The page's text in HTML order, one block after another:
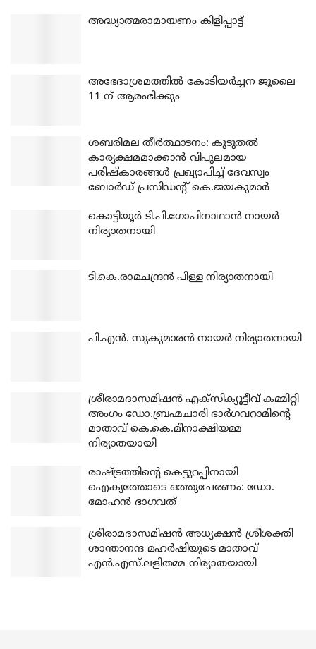
അദ്ധ്യാത്മരാമായണം കിളിപ്പാട്ട്
അഭേദാശ്രമത്തില്‍ കോടിയര്‍ച്ചന ജൂലൈ
11 ന് ആരംഭിക്കും
ശബരിമല തീര്‍ത്ഥാടനം: കൂടുതല്‍
കാര്യക്ഷമമാക്കാന്‍ വിപുലമായ
പരിഷ്‌കാരങ്ങള്‍ പ്രഖ്യാപിച്ച് ദേവസ്വം
ബോര്‍ഡ് പ്രസിഡന്റ് കെ.ജയകുമാര്‍
കൊട്ടിയൂര്‍ ടി.പി.ഗോപിനാഥാന്‍ നായര്‍
നിര്യാതനായി
ടി.കെ.രാമചന്ദ്രന്‍ പിള്ള നിര്യാതനായി
പി.എന്‍. സുകുമാരന്‍ നായര്‍ നിര്യാതനായി
ശ്രീരാമദാസമിഷന്‍ എക്‌സിക്യൂട്ടീവ് കമ്മിറ്റി
അംഗം ഡോ.ബ്രഹ്മചാരി ഭാര്‍ഗവറാമിന്റെ
മാതാവ് കെ.കെ.മീനാക്ഷിയമ്മ
നിര്യാതയായി
രാഷ്ട്രത്തിന്റെ കെട്ടുറപ്പിനായി
ഐക്യത്തോടെ ഒത്തുചേരണം: ഡോ.
മോഹന്‍ ഭാഗവത്
ശ്രീരാമദാസമിഷന്‍ അധ്യക്ഷന്‍ ശ്രീശക്തി
ശാന്താനന്ദ മഹര്‍ഷിയുടെ മാതാവ്
എന്‍.എസ്.ലളിതമ്മ നിര്യാതയായി